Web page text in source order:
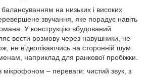
на низьких і високих
звучання, яке порадує навіть
У конструкцію вбудований
вести розмову через навушники, не
не відволікаючись на сторонній шум.
наприклад для ранкової пробіжки.
мікрофоном – переваги: ​​чистий звук, з